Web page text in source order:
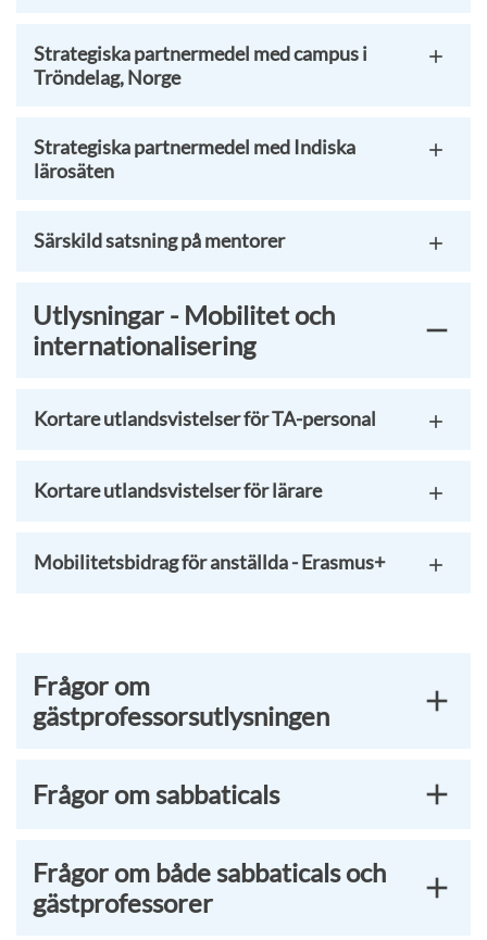
Strategiska partnermedel med campus i
Tröndelag, Norge
Strategiska partnermedel med Indiska
lärosäten
Särskild satsning på mentorer
Utlysningar - Mobilitet och
internationalisering
Kortare utlandsvistelser för TA-personal
Kortare utlandsvistelser för lärare
Mobilitetsbidrag för anställda - Erasmus+
Frågor om
gästprofessorsutlysningen
Frågor om sabbaticals
Frågor om både sabbaticals och
gästprofessorer